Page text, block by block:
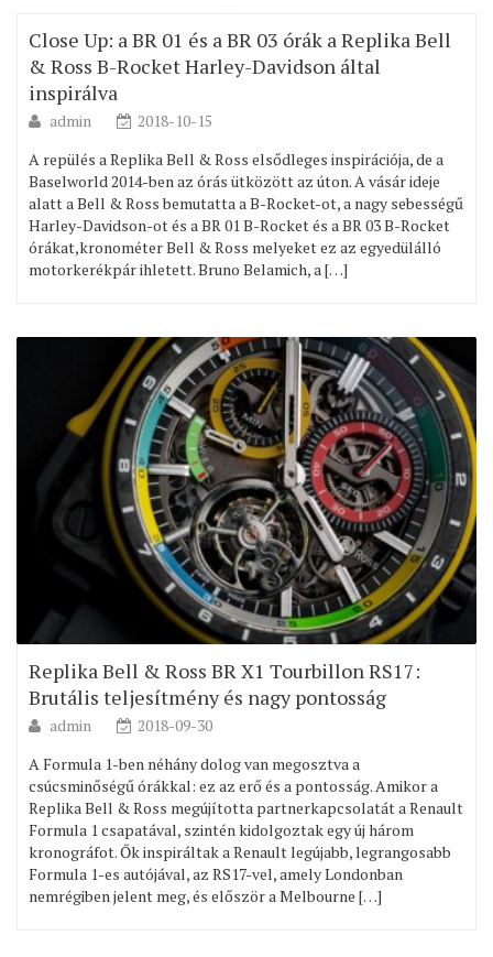
Close Up: a BR 01 és a BR 03 órák a Replika Bell
& Ross B-Rocket Harley-Davidson által
inspirálva
admin
2018-10-15
A repülés a Replika Bell & Ross elsődleges inspirációja, de a
Baselworld 2014-ben az órás ütközött az úton. A vásár ideje
alatt a Bell & Ross bemutatta a B-Rocket-ot, a nagy sebességű
Harley-Davidson-ot és a BR 01 B-Rocket és a BR 03 B-Rocket
órákat,kronométer Bell & Ross melyeket ez az egyedülálló
motorkerékpár ihletett. Bruno Belamich, a […]
Replika Bell & Ross BR X1 Tourbillon RS17:
Brutális teljesítmény és nagy pontosság
admin
2018-09-30
A Formula 1-ben néhány dolog van megosztva a
csúcsminőségű órákkal: ez az erő és a pontosság. Amikor a
Replika Bell & Ross megújította partnerkapcsolatát a Renault
Formula 1 csapatával, szintén kidolgoztak egy új három
kronográfot. Ők inspiráltak a Renault legújabb, legrangosabb
Formula 1-es autójával, az RS17-vel, amely Londonban
nemrégiben jelent meg, és először a Melbourne […]